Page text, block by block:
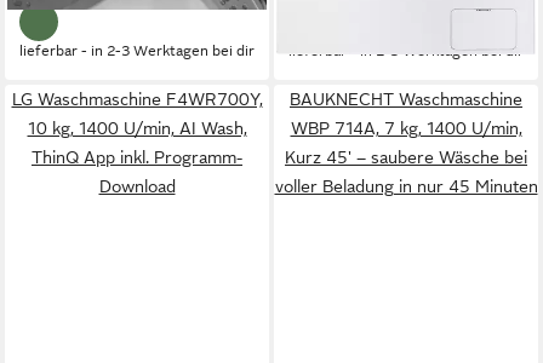
lieferbar - in 2-3 Werktagen bei dir lieferbar - in 2-3 Werktagen bei dir
LG Waschmaschine F4WR700Y,
10 kg, 1400 U/min, AI Wash,
ThinQ App inkl. Programm-
Download
BAUKNECHT Waschmaschine
WBP 714A, 7 kg, 1400 U/min,
Kurz 45' – saubere Wäsche bei
voller Beladung in nur 45 Minuten